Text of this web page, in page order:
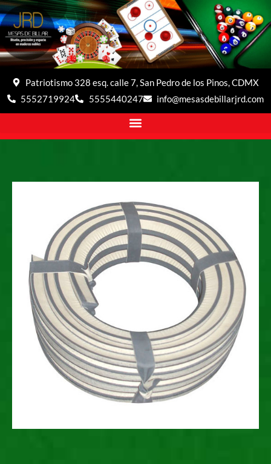
Patriotismo 328 esq. calle 7, San Pedro de los Pinos, CDMX
5552719924
5555440247 info@mesasdebillarjrd.com